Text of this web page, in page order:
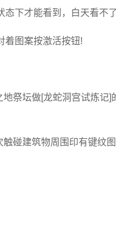
态下才能看到，白天看不
着图案按激活按钮!
祭坛做[龙蛇洞宫试炼记
碰建筑物周围印有键纹